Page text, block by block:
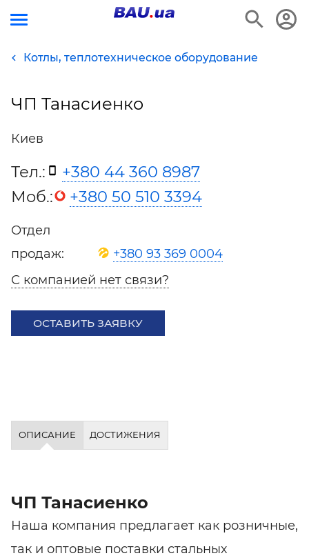
Котлы, теплотехническое оборудование
ЧП Танасиенко
Киев
Тел.:
+380 44 360 8987
Моб.:
+380 50 510 3394
Отдел
продаж:
+380 93 369 0004
С компанией нет связи?
ОСТАВИТЬ ЗАЯВКУ
ОПИСАНИЕ ДОСТИЖЕНИЯ
ЧП Танасиенко
Наша компания предлагает как розничные,
так и оптовые поставки стальных